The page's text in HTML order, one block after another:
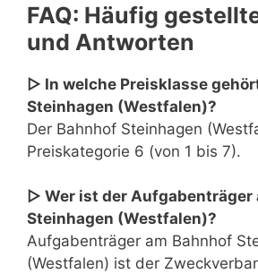
FAQ: Häufig
und Antworten
▷ In welche Preisklasse
Steinhagen (Westfalen)?
Der Bahnhof Steinhagen
Preiskategorie 6 (von 1 bis 7).
▷ Wer ist der Aufgabenträger
Steinhagen (Westfalen)?
Aufgabenträger am Bahnhof
(Westfalen) ist der